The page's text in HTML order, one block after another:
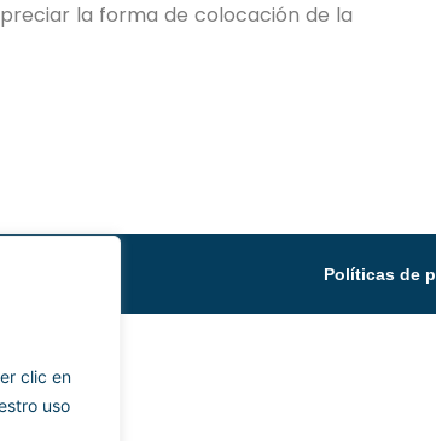
clic en
uso
la forma de colocación de la
Políticas de